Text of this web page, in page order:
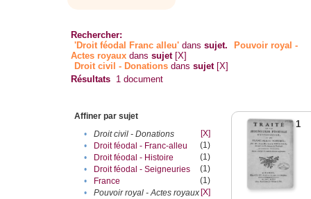
Rechercher:
'Droit féodal Franc alleu' danssujet.
Pouvoir royal -
Actes royaux danssujet [X]
Droit civil - Donations danssujet [X]
Résultats 1 document
Affiner par sujet
•
Droit civil - Donations
[X]
•
Droit féodal - Franc-alleu‎
(1)
•
Droit féodal - Histoire
(1)
•
Droit féodal - Seigneuries
(1)
•
France
(1)
•
Pouvoir royal - Actes royaux [X]
1